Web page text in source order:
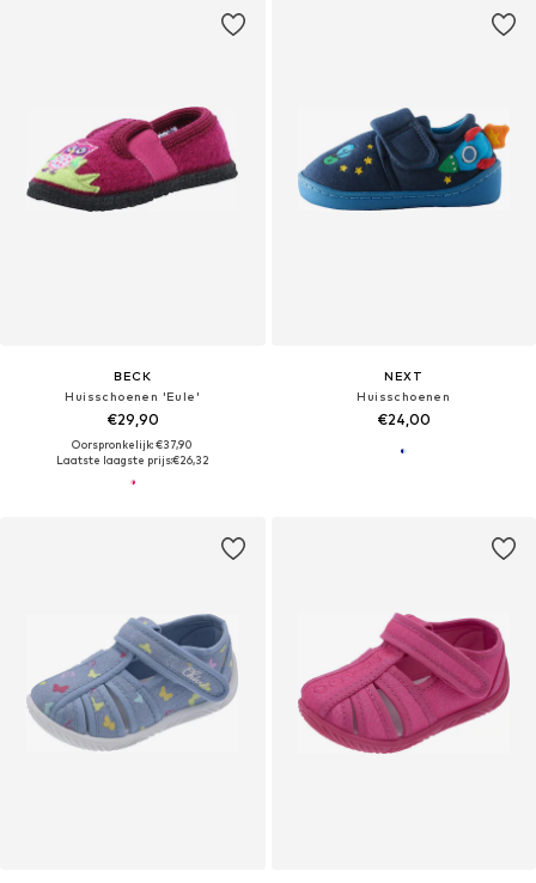
BECK
Huisschoenen 'Eule'
€29,90
Oorspronkelijk: €37,90
Laatste laagste prijs:€26,32
NEXT
Huisschoenen
€24,00